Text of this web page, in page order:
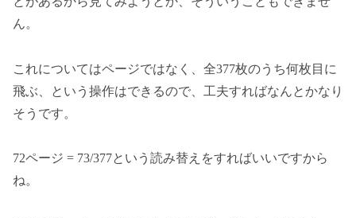
ん。
これについてはページではなく、全377枚のうち何枚目に
飛ぶ、という操作はできるので、工夫すればなんとかなり
そうです。
72ページ = 73/377という読み替えをすればいいですから
ね。